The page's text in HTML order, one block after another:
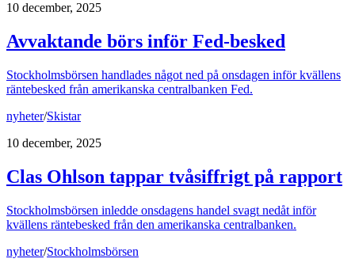
10 december, 2025
Avvaktande börs inför Fed-besked
Stockholmsbörsen handlades något ned på onsdagen inför kvällens
räntebesked från amerikanska centralbanken Fed.
nyheter/Skistar
10 december, 2025
Clas Ohlson tappar tvåsiffrigt på rapport
Stockholmsbörsen inledde onsdagens handel svagt nedåt inför
kvällens räntebesked från den amerikanska centralbanken.
nyheter/Stockholmsbörsen